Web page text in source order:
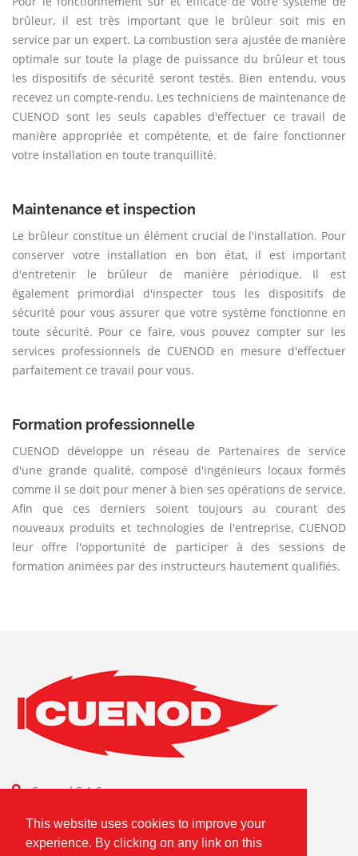
This website uses cookies to improve your
experience. By clicking on any link on this
brûleur, il est très important que le brûleur soit mis en
service par un expert. La combustion sera ajustée de manière
optimale sur toute la plage de puissance du brûleur et tous
les dispositifs de sécurité seront testés. Bien entendu, vous
recevez un compte-rendu. Les techniciens de maintenance de
CUENOD sont les seuls capables d'effectuer ce travail de
manière appropriée et compétente, et de faire fonctionner
votre installation en toute tranquillité.
Maintenance et inspection
Le brûleur constitue un élément crucial de l'installation. Pour
conserver votre installation en bon état, il est important
d'entretenir le brûleur de manière périodique. Il est
également primordial d'inspecter tous les dispositifs de
sécurité pour vous assurer que votre système fonctionne en
toute sécurité. Pour ce faire, vous pouvez compter sur les
services professionnels de CUENOD en mesure d'effectuer
parfaitement ce travail pour vous.
Formation professionnelle
CUENOD développe un réseau de Partenaires de service
d'une grande qualité, composé d'ingénieurs locaux formés
comme il se doit pour mener à bien ses opérations de service.
Afin que ces derniers soient toujours au courant des
nouveaux produits et technologies de l'entreprise, CUENOD
leur offre l'opportunité de participer à des sessions de
formation animées par des instructeurs hautement qualifiés.
Cuenod S.A.S.
Ariston Group
FR80796180420